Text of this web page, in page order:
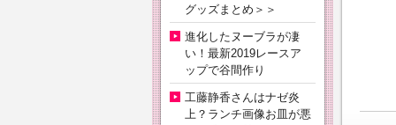
グッズまとめ＞＞
進化したヌーブラが凄
い！最新2019レースア
ップで谷間作り
工藤静香さんはナゼ炎
上？ランチ画像お皿が悪